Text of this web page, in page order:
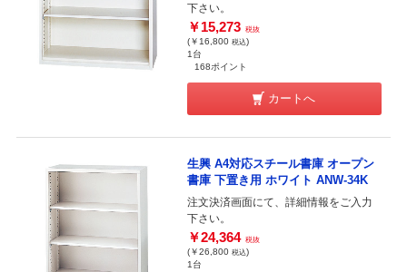
下さい。
￥15,273 税抜
(￥16,800 税込)
1台
168ポイント
カートへ
生興 A4対応スチール書庫 オープン
書庫 下置き用 ホワイト ANW-34K
注文決済画面にて、詳細情報をご入力
下さい。
￥24,364 税抜
(￥26,800 税込)
1台